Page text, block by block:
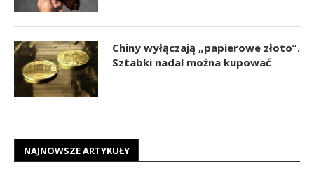
Chiny wyłączają „papierowe złoto”.
Sztabki nadal można kupować
NAJNOWSZE ARTYKUŁY